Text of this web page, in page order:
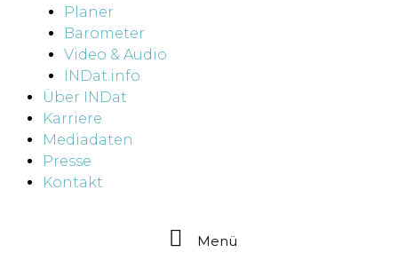
Planer
Barometer
Video & Audio
INDat.info
Über INDat
Karriere
Mediadaten
Presse
Kontakt
Menü